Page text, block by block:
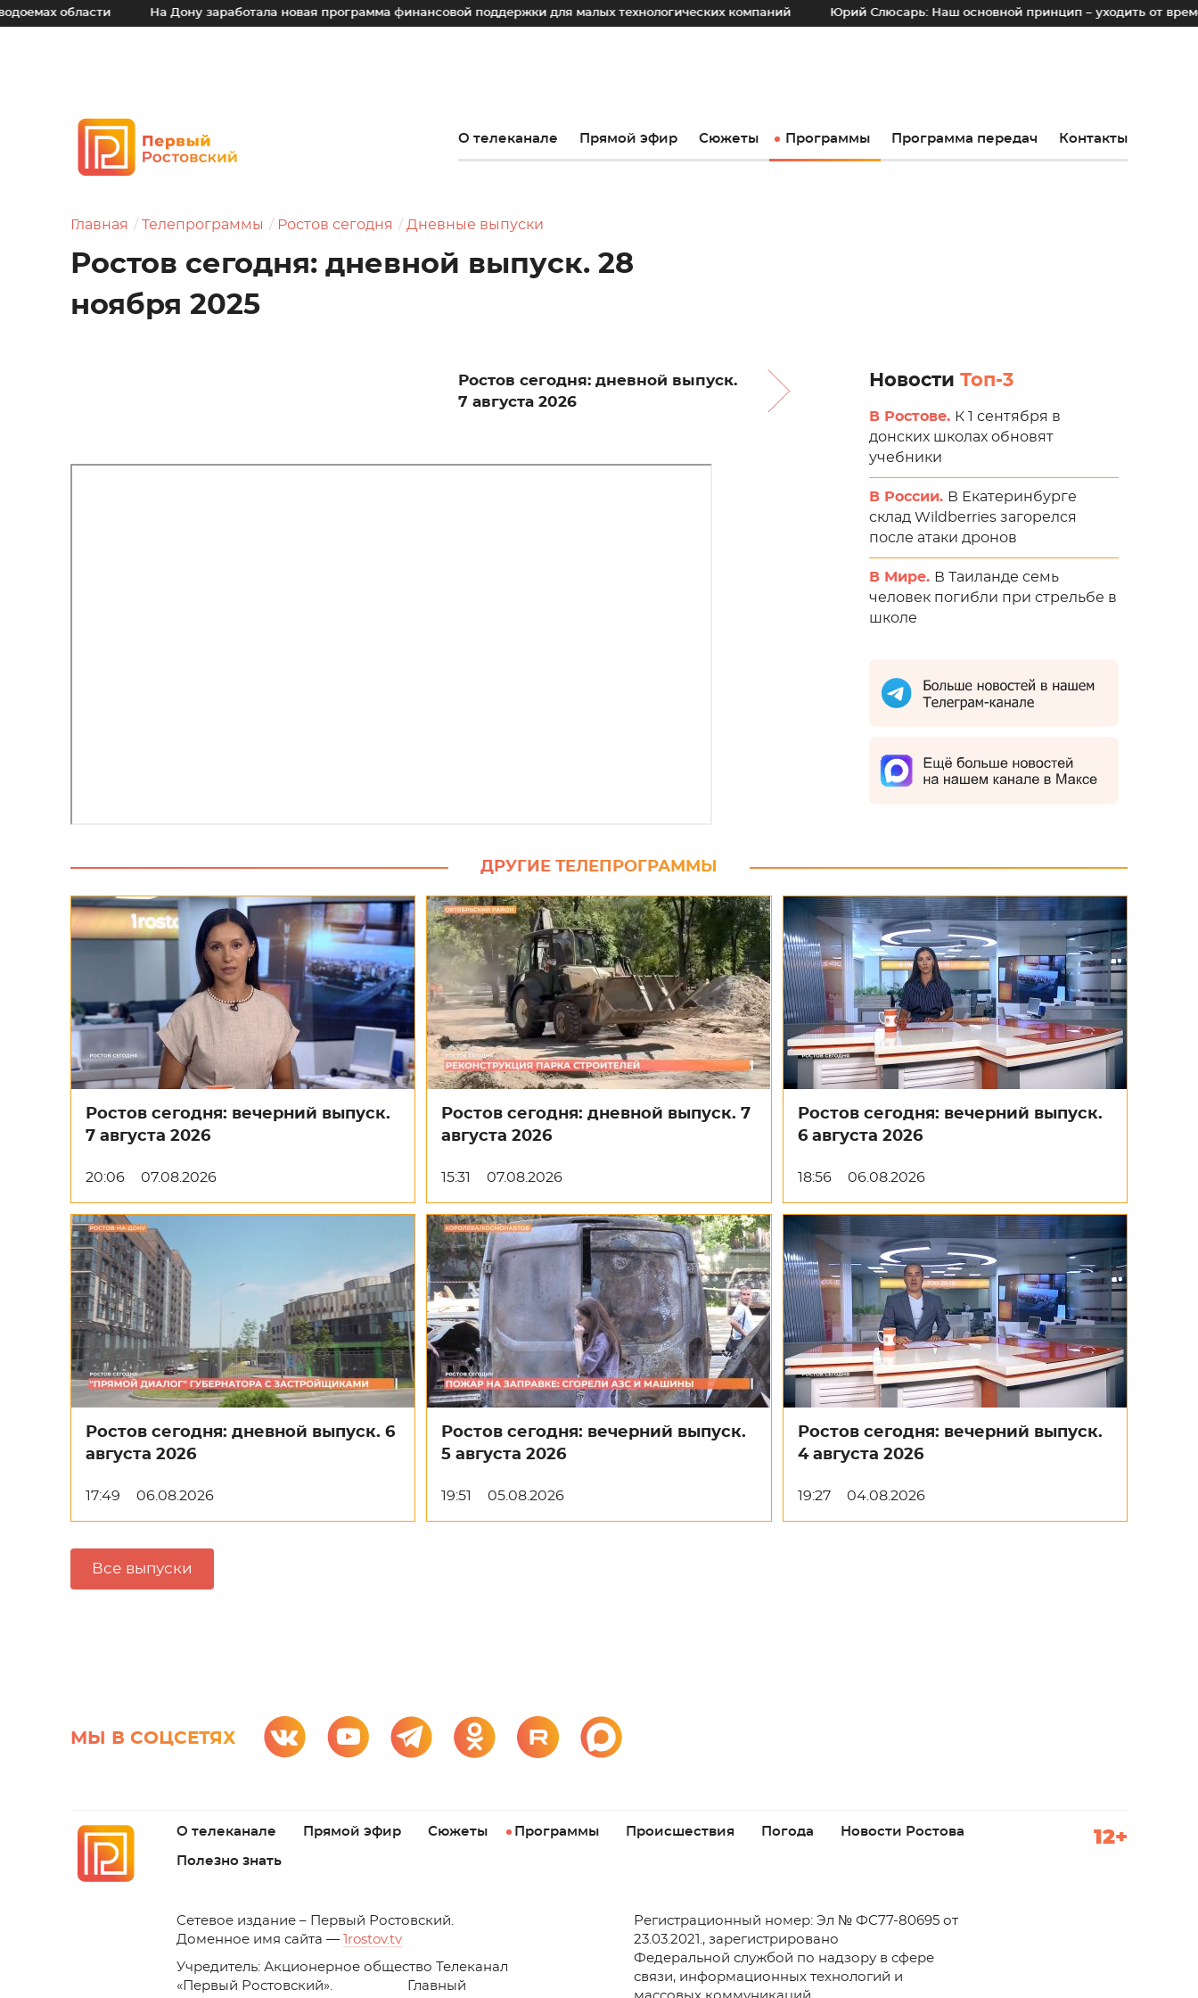
На Дону заработала новая программа финансовой поддержки для малых технологических компаний Юрий Слюсарь: Наш основной принцип – уходить от временных
О телеканале Прямой эфир Сюжеты Программы Программа передач Контакты
Главная Телепрограммы Ростов сегодня Дневные выпуски
Ростов сегодня: дневной выпуск. 28
ноября 2025
Ростов сегодня: дневной выпуск.
7 августа 2026
Новости Топ-3
В Ростове. К 1 сентября в
донских школах обновят
учебники
В России. В Екатеринбурге
склад Wildberries загорелся
после атаки дронов
В Мире. В Таиланде семь
человек погибли при стрельбе в
школе
ДРУГИЕ ТЕЛЕПРОГРАММЫ
Ростов сегодня: вечерний выпуск.
7 августа 2026
20:06 07.08.2026
Ростов сегодня: дневной выпуск. 7
августа 2026
15:31 07.08.2026
Ростов сегодня: вечерний выпуск.
6 августа 2026
18:56 06.08.2026
Ростов сегодня: дневной выпуск. 6
августа 2026
17:49 06.08.2026
Ростов сегодня: вечерний выпуск.
5 августа 2026
19:51 05.08.2026
Ростов сегодня: вечерний выпуск.
4 августа 2026
19:27 04.08.2026
Все выпуски
МЫ В СОЦСЕТЯХ
О телеканале Прямой эфир Сюжеты Программы Происшествия Погода Новости Ростова
Полезно знать
12+
Cетевое издание – Первый Ростовский.
Доменное имя сайта —
1rostov.tv
Учредитель: Акционерное общество Телеканал
«Первый Ростовский». Главный
Регистрационный номер: Эл № ФС77-80695 от
23.03.2021., зарегистрировано
Федеральной службой по надзору в сфере
связи, информационных технологий и